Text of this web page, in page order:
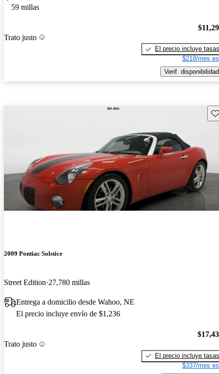
59 millas
Trato justo
El precio incluye tasas
$218/mes
Verif. disponibilidad
2009 Pontiac Solstice
Street Edition 27,780 millas
Entrega a domicilio desde Wahoo, NE
El precio incluye envío de $1,236
Trato justo
El precio incluye tasas
$337/mes